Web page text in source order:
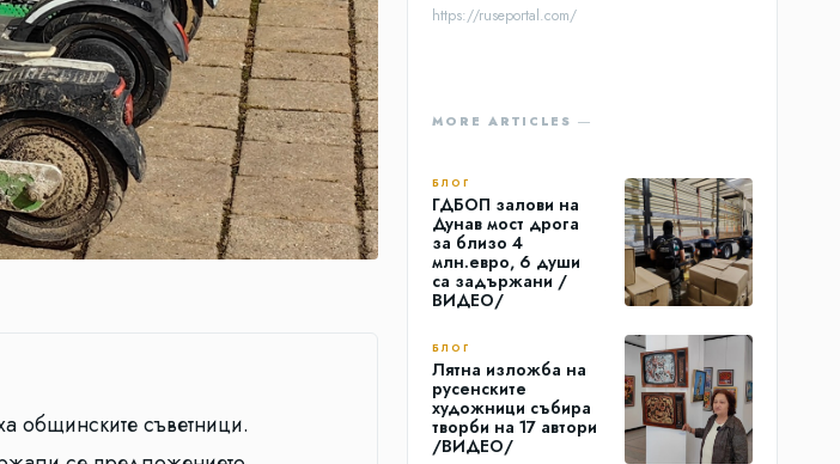
общинските съветници.
https://ruseportal.com/
MORE ARTICLES ―
БЛОГ
ГДБОП залови на
Дунав мост дрога
за близо 4
млн.евро, 6 души
са задържани /
ВИДЕО/
БЛОГ
Лятна изложба на
русенските
художници събира
творби на 17 автори
/ВИДЕО/